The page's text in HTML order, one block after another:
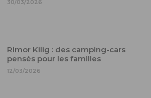
30/03/2026
Rimor Kilig : des camping-cars
pensés pour les familles
12/03/2026